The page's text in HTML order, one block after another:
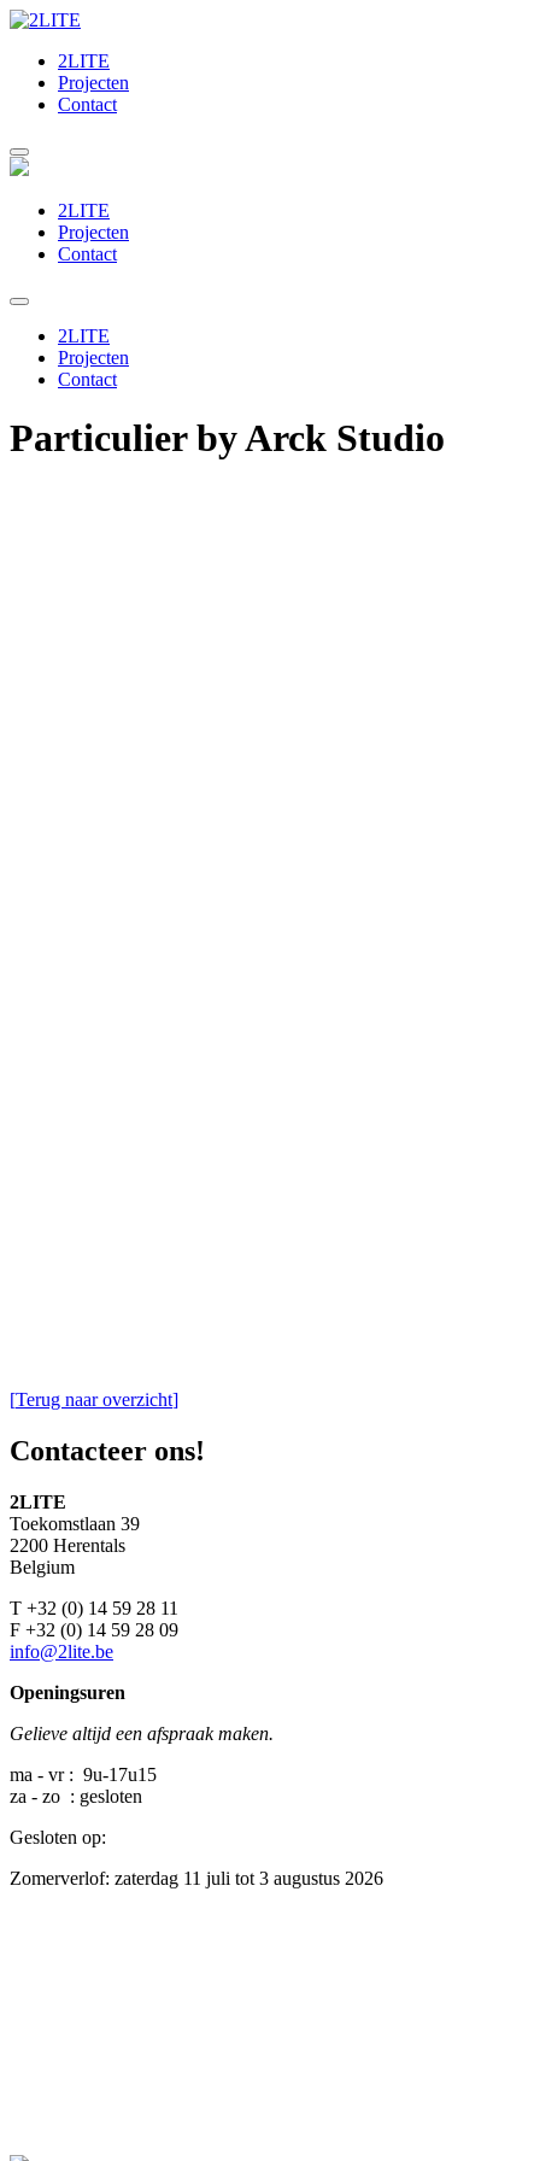
2LITE
Projecten
Contact
2LITE
Projecten
Contact
2LITE
Projecten
Contact
Particulier by Arck Studio
[Terug naar overzicht]
Contacteer ons!
2LITE
Toekomstlaan 39
2200 Herentals
Belgium
T +32 (0) 14 59 28 11
F +32 (0) 14 59 28 09
info@2lite.be
Openingsuren
Gelieve altijd een afspraak maken.
ma - vr : 9u-17u15
za - zo : gesloten
Gesloten op:
Zomerverlof: zaterdag 11 juli tot 3 augustus 2026